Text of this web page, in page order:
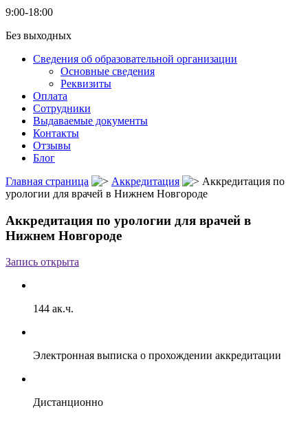
9:00-18:00
Без выходных
Сведения об образовательной организации
Основные сведения
Реквизиты
Оплата
Сотрудники
Выдаваемые документы
Контакты
Отзывы
Блог
Главная страница
Аккредитация
Аккредитация по
урологии для врачей в Нижнем Новгороде
Аккредитация по урологии для врачей в
Нижнем Новгороде
Запись открыта
144 ак.ч.
Электронная выписка о прохождении аккредитации
Дистанционно